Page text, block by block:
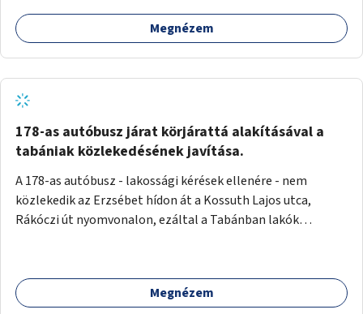
Megnézem
178-as autóbusz járat körjárattá alakításával a
tabániak közlekedésének javítása.
A 178-as autóbusz - lakossági kérések ellenére - nem
közlekedik az Erzsébet hídon át a Kossuth Lajos utca,
Rákóczi út nyomvonalon, ezáltal a Tabánban lakók
járattal feljutni a Naphegyre, ahol iskola és óvoda is van a
körzetben élők számára. Megoldás lenne, ha a 178-as
Megnézem